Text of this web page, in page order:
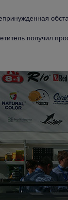
получил